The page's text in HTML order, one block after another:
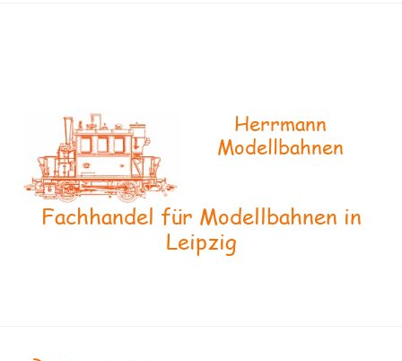
Herrmann
Modellbahnen
Fachhandel für Modellbahnen in
Leipzig